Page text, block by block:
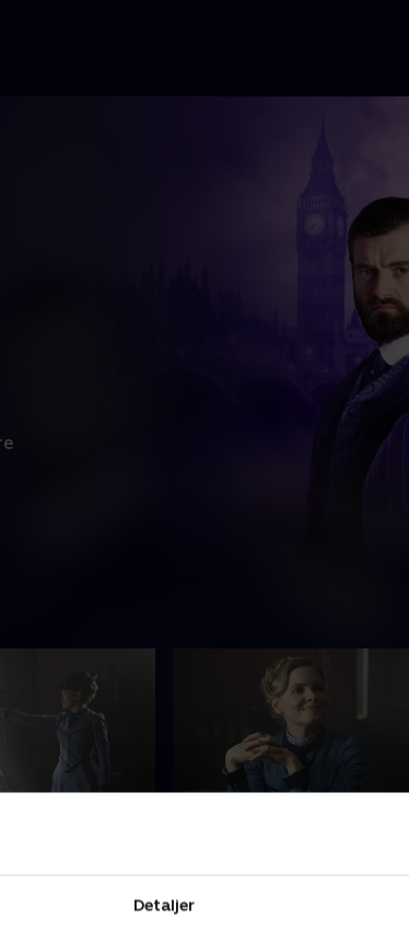
Detaljer
har Eliza svært
hendes
føler hun endelig, at hendes